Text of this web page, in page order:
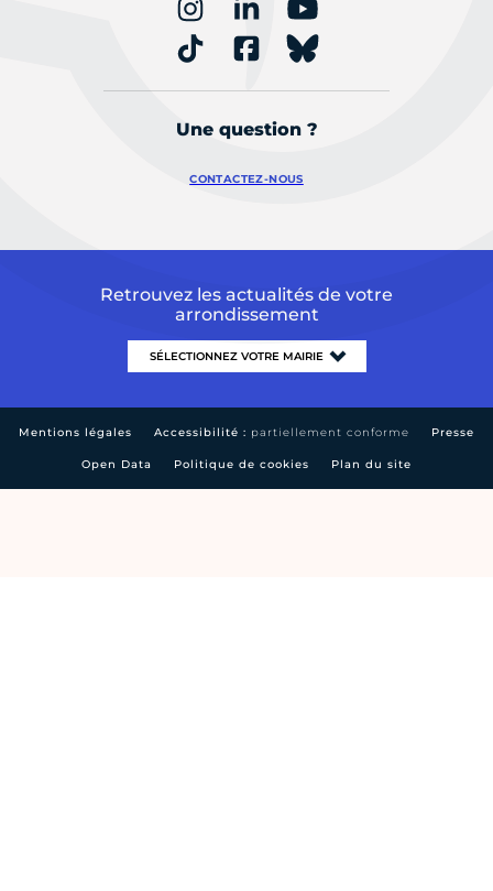
Une question ?
CONTACTEZ-NOUS
Retrouvez les actualités de votre
arrondissement
Mentions légales Accessibilité : partiellement conforme Presse
Open Data Politique de cookies Plan du site